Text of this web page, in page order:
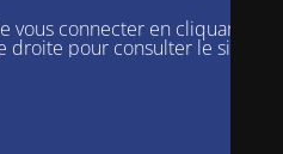
connecter en cliquant sur
droite pour consulter le site.